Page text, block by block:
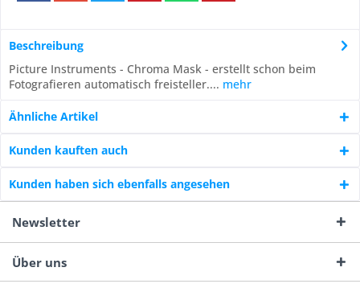
Beschreibung
Picture Instruments - Chroma Mask - erstellt schon beim
Fotografieren automatisch freisteller.... mehr
Ähnliche Artikel
Kunden kauften auch
Kunden haben sich ebenfalls angesehen
Newsletter
Über uns